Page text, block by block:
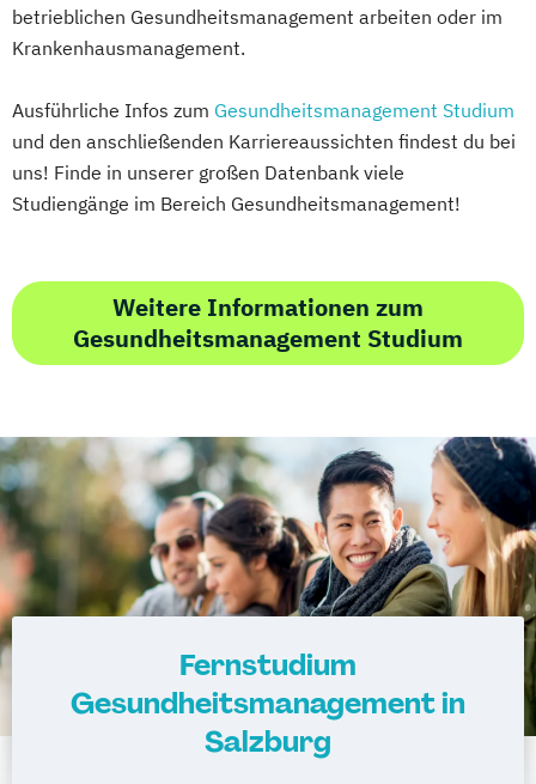
betrieblichen Gesundheitsmanagement arbeiten oder im
Krankenhausmanagement.
Ausführliche Infos zum Gesundheitsmanagement Studium
und den anschließenden Karriereaussichten findest du bei
uns! Finde in unserer großen Datenbank viele
Studiengänge im Bereich Gesundheitsmanagement!
Weitere Informationen zum
Gesundheitsmanagement Studium
Fernstudium
Gesundheitsmanagement in
Salzburg